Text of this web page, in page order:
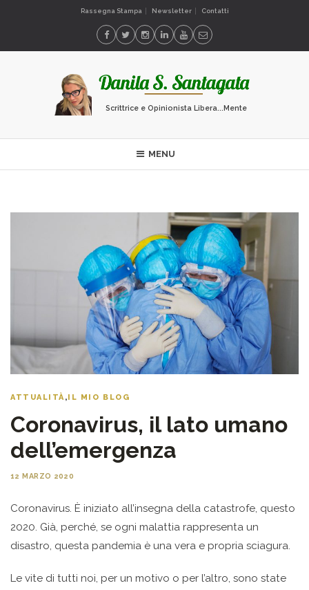
Rassegna Stampa Newsletter Contatti
Scrittrice e Opinionista Libera...Mente
MENU
ATTUALITÀ, IL MIO BLOG
Coronavirus, il lato umano
dell’emergenza
12 MARZO 2020
Coronavirus. È iniziato all’insegna della catastrofe, questo
2020. Già, perché, se ogni malattia rappresenta un
disastro, questa pandemia è una vera e propria sciagura.
Le vite di tutti noi, per un motivo o per l’altro, sono state